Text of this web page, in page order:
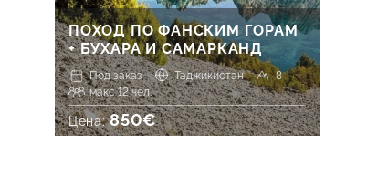
ПОХОД ПО ФАНСКИМ ГОРАМ
+ БУХАРА И САМАРКАНД
Под заказ Таджикистан
8
макс 12 чел.
Цена:850€